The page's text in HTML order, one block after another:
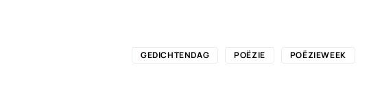
GEDICHTENDAG POËZIE POËZIEWEEK